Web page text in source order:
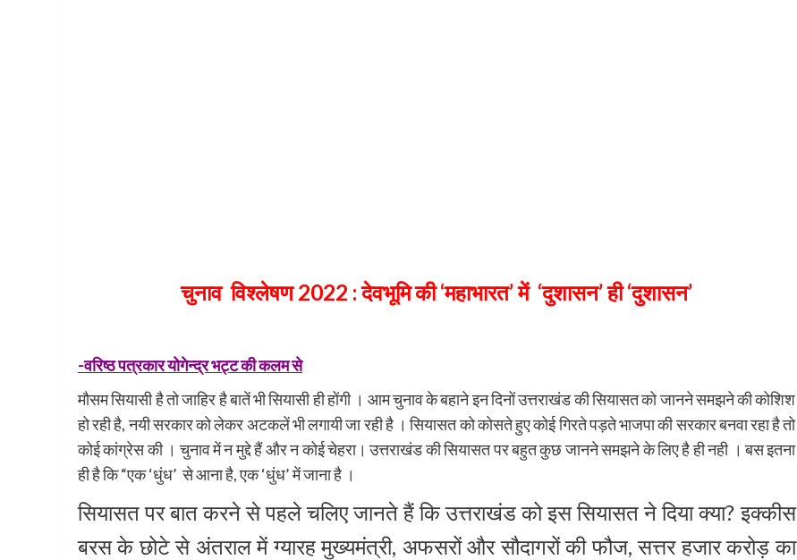
चुनाव विश्लेषण 2022 :देवभूमि की ‘महाभारत’ में ‘दुशासन’ ही ‘दुशासन’
-वरिष्ठ पत्रकार योगेन्द्र भट्ट की कलम से
मौसम सियासी है तो जाहिर है बातें भी सियासी ही होंगी । आम चुनाव के बहाने इन दिनों उत्तराखंड की सियासत को जानने समझने की कोशिश
हो रही है, नयी सरकार को लेकर अटकलें भी लगायी जा रही है । सियासत को कोसते हुए कोई गिरते पड़ते भाजपा की सरकार बनवा रहा है तो
कोई कांग्रेस की । चुनाव में न मुद्दे हैं और न कोई चेहरा। उत्तराखंड की सियासत पर बहुत कुछ जानने समझने के लिए है ही नही । बस इतना
ही है कि “एक ‘धुंध’ से आना है, एक ‘धुंध’ में जाना है ।
सियासत पर बात करने से पहले चलिए जानते हैं कि उत्तराखंड को इस सियासत ने दिया क्या? इक्कीस
बरस के छोटे से अंतराल में ग्यारह मुख्यमंत्री, अफसरों और सौदागरों की फौज, सत्तर हजार करोड़ का